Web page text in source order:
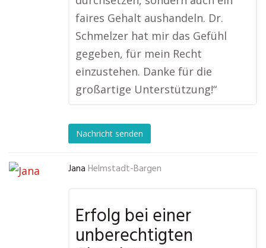
faires Gehalt aushandeln. Dr.
Schmelzer hat mir das Gefühl
gegeben, für mein Recht
einzustehen. Danke für die
großartige Unterstützung!“
Nachricht senden
Jana Helmstadt-Bargen
Erfolg bei einer
unberechtigten